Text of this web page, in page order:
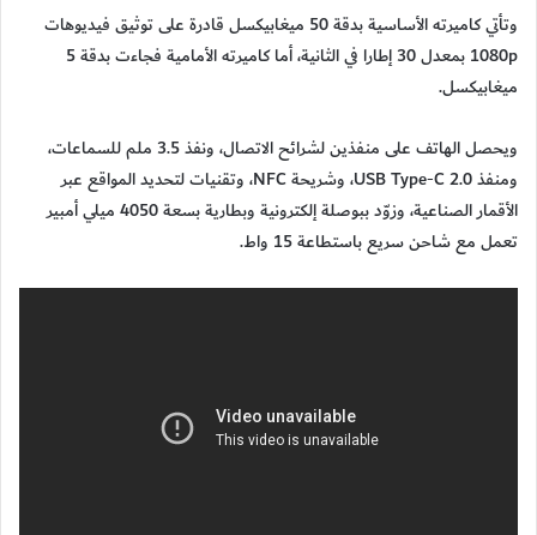
وتأتي كاميرته الأساسية بدقة 50 ميغابيكسل قادرة على توثيق فيديوهات
1080p بمعدل 30 إطارا في الثانية، أما كاميرته الأمامية فجاءت بدقة 5
ميغابيكسل.
ويحصل الهاتف على منفذين لشرائح الاتصال، ونفذ 3.5 ملم للسماعات،
ومنفذ USB Type-C 2.0، وشريحة NFC، وتقنيات لتحديد المواقع عبر
الأقمار الصناعية، وزوّد ببوصلة إلكترونية وبطارية بسعة 4050 ميلي أمبير
تعمل مع شاحن سريع باستطاعة 15 واط.